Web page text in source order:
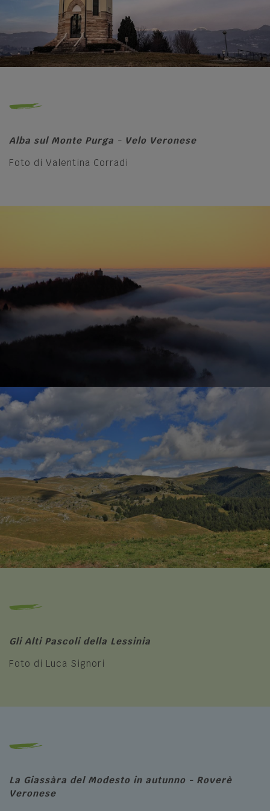
Le dieci cose da fare in Lessinia
Photo Gallery
Video Gallery
Alba sul Monte Purga - Velo Veronese
Foto di Valentina Corradi
Gli Alti Pascoli della Lessinia
Foto di Luca Signori
La Giassàra del Modesto in autunno - Roverè
Veronese